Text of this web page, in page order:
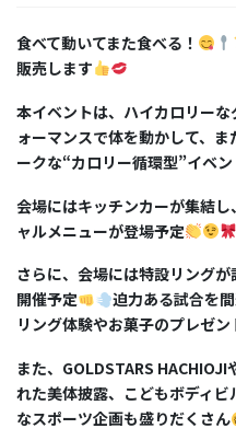
食べて動いてまた食べる！
販売します
本イベントは、ハイカロリー
ォーマンスで体を動かして、ま
ークな“カロリー循環型”イベ
会場にはキッチンカーが集結
ャルメニューが登場予定
さらに、会場には特設リング
開催予定
迫力ある試合を
リング体験やお菓子のプレゼ
また、GOLDSTARS
れた美体披露、こどもボディ
なスポーツ企画も盛りだくさん